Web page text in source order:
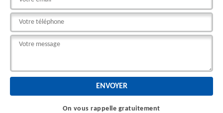
On vous rappelle gratuitement